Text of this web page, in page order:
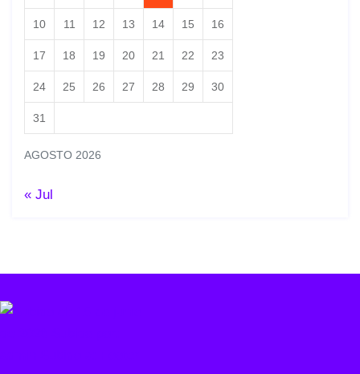
AGOSTO 2026
10 11 12 13 14 15 16
17 18 19 20 21 22 23
24 25 26 27 28 29 30
31
« Jul